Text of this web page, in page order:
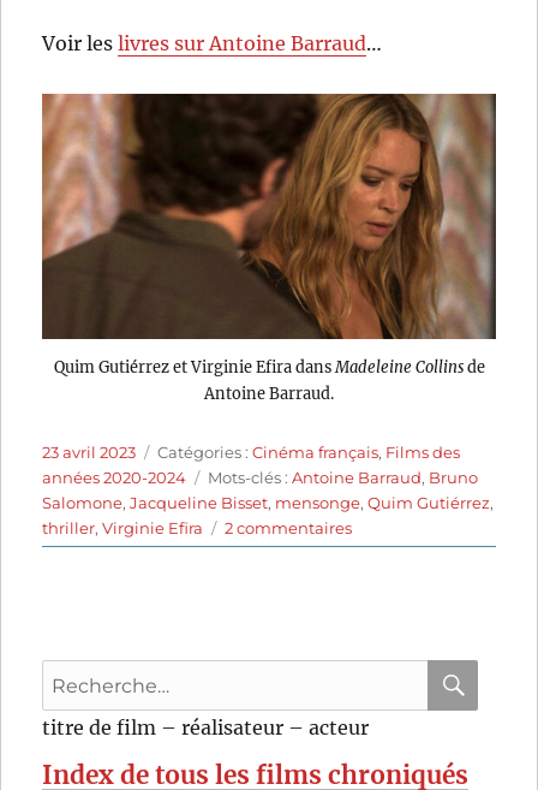
Voir leslivres sur Antoine Barraud…
Quim Gutiérrez et Virginie Efira dans Madeleine Collinsde
Antoine Barraud.
Publié
le
23 avril 2023 Catégories
Catégories :Cinéma français, Films des
années 2020-2024
Étiquettes
Mots-clés :Antoine Barraud, Bruno
Salomone,Jacqueline Bisset, mensonge,Quim Gutiérrez,
thriller,Virginie Efira 2 commentairessur
Madeleine
Recherche
pour
:
titre de film – réalisateur – acteur
Index de tous les films chroniqués